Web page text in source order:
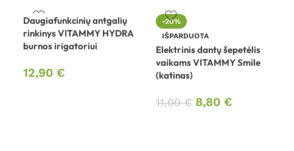
Daugiafunkcinių antgalių
rinkinys VITAMMY HYDRA
burnos irigatoriui
12,90€
-20%
IŠPARDUOTA
Elektrinis dantų šepetėlis
vaikams VITAMMY Smile
(katinas)
11,00€ 8,80 €